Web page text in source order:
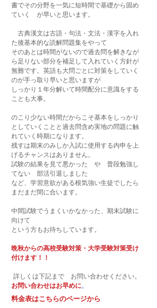
書でその分野を一気に短時間で基礎から固め
ていく　が早いと思います。
古典漢文は古語・句法・文法・漢字を入れ
た後基本的な読解問題集をやって
そのあとは時間がないので過去問を解きなが
ら足りない部分を補足して入れていく方針が
無難です。英語も大問ごとに対策をしていく
のが手っ取り早いと思いますが
しっかり１年分解いて時間配分に意識をする
ことも大事。
のこり少ない時間だからこそ基本をしっかり
としていくことと過去問含め実地の問題に触
れていく時期になります。
残すは期末のみしか入試に使用する内申を上
げるチャンスはありません。
試験の結果を見て悪かった　や　普段勉強し
てない　部活引退しました
など、学習意欲がある根気強い生徒でしたら
まだまだ間に合います。
中間試験でうまくいかなかった、期末試験に
向けて
という方もお待ちしています。
晩秋からの高校受験対策・大学受験対策受け
付けます！！
詳しくは下記まで　お問い合わせください。
お問い合わせはお早めに 。
料金表はこちらのページから